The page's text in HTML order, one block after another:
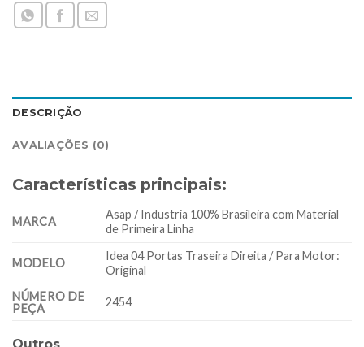
DESCRIÇÃO
AVALIAÇÕES (0)
Características principais:
MARCA
Asap / Industria 100% Brasileira com Material
de Primeira Linha
MODELO
Idea 04 Portas Traseira Direita / Para Motor:
Original
NÚMERO DE
PEÇA
2454